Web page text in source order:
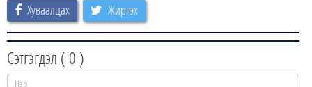
Хуваалцах Жиргэх
Сэтгэгдэл ( 0 )